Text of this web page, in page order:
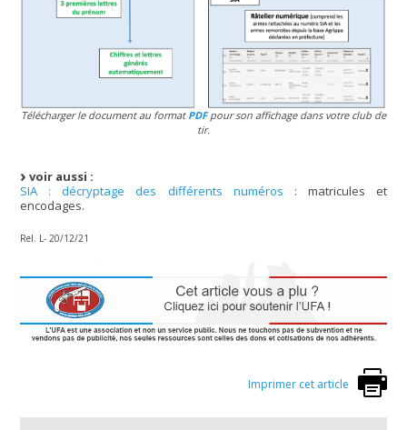
Télécharger le document au format PDFpour son affichage dans votre club de
tir.
voir aussi :
SIA : décryptage des différents numéros : matricules et
encodages.
Rel. L- 20/12/21
Imprimer cet article